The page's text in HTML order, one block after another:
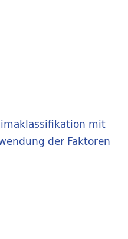
mit
der Faktoren